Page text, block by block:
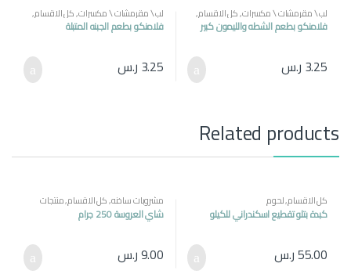
لب \ مقرمشات \ مكسرات,كل الاقسام,
منتجات مصرية
فلامنكو بطعم الشطه والليمون كبير
3.25 ر.س
لب \ مقرمشات \ مكسرات,كل الاقسام,
منتجات مصرية
فلامنكو بطعم الجبنه المتبلة
3.25 ر.س
Related products
كل الاقسام,لحوم
كبدة بتلو تقطيع اسكندراني للكيلو
55.00ر.س
مشروبات ساخنه,كل الاقسام,منتجات
مصرية
شاي العروسة 250 جرام
9.00ر.س